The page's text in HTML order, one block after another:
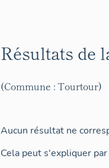
Résultats de
(Commune : Tourtour)
Aucun résultat ne
Cela peut s'expliquer